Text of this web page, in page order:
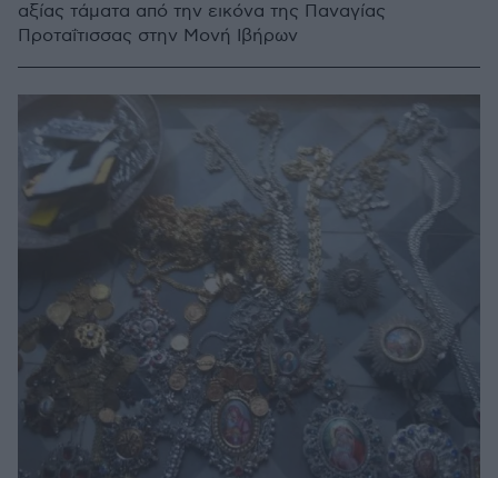
αξίας τάματα από την εικόνα της Παναγίας
Προταΐτισσας στην Μονή Ιβήρων